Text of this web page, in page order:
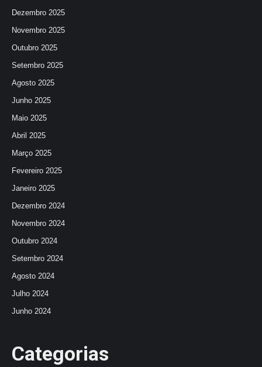
Dezembro 2025
Novembro 2025
Outubro 2025
Setembro 2025
Agosto 2025
Junho 2025
Maio 2025
Abril 2025
Março 2025
Fevereiro 2025
Janeiro 2025
Dezembro 2024
Novembro 2024
Outubro 2024
Setembro 2024
Agosto 2024
Julho 2024
Junho 2024
Categorias